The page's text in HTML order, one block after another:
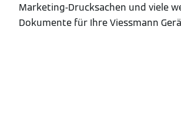
Marketing-Drucksachen und viele
Dokumente für Ihre Viessmann